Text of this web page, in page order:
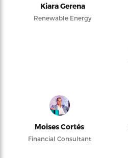
Kiara Gerena
Renewable Energy
Moises Cortés
Financial Consultant